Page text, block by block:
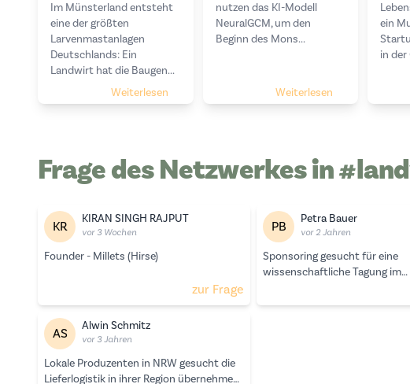
Im Münsterland entsteht
eine der größten
Larvenmastanlagen
Deutschlands: Ein
Landwirt hat die Baugen...
Weiterlesen
nutzen das KI-Modell
NeuralGCM, um den
Beginn des Mons...
Weiterlesen
ein
in der
Frage des Netzwerkes in
KR KIRAN SINGH RAJPUT
vor 3 Wochen
Founder - Millets (Hirse)
zur Frage
PB Petra Bauer
vor 2 Jahren
Sponsoring gesucht für eine
wissenschaftliche Tagung im
Ernährungs- und
AS Alwin Schmitz
vor 3 Jahren
Lokale Produzenten in NRW gesucht die
Lieferlogistik in ihrer Region übernehmen